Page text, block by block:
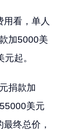
看，单人
加5000美
起。
捐款加
美元
终总价，